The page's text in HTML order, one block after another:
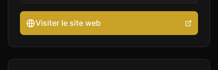
Visiter le site web